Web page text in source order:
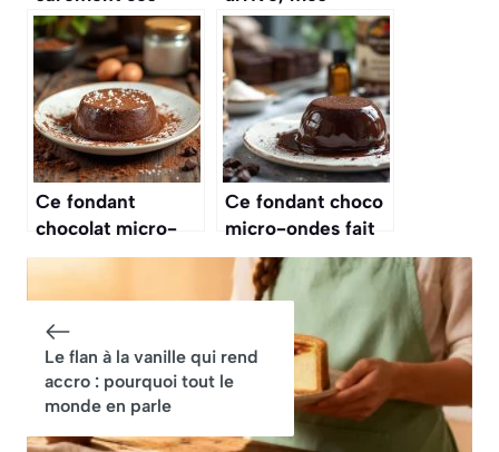
aliments qui
sabotent votre
sommeil sans le
savoir
enfants me
réclament à
chaque fois ces
gratins » ils les
adorent et en
veulent chaque
semaine (faciles,
économiques et
délicieux)
Ce fondant
chocolat micro-
ondes devient
Ce fondant choco
micro-ondes fait
l’unanimité en 45
secondes
Le flan à la vanille qui rend
accro : pourquoi tout le
monde en parle